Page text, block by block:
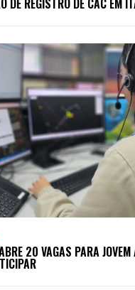
DE REGISTRO DE CAC EM
20 VAGAS PARA JOVEM